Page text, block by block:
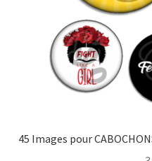
45 Images pour